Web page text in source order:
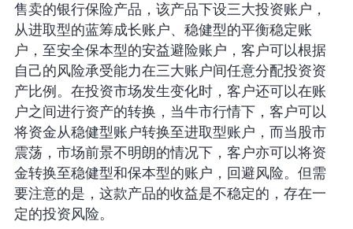
售卖的银行保险产品，该产品下设三大投资账户，
从进取型的蓝筹成长账户、稳健型的平衡稳定账
户，至安全保本型的安益避险账户，客户可以根据
自己的风险承受能力在三大账户间任意分配投资资
产比例。在投资市场发生变化时，客户还可以在账
户之间进行资产的转换，当牛市行情下，客户可以
将资金从稳健型账户转换至进取型账户，而当股市
震荡，市场前景不明朗的情况下，客户亦可以将资
金转换至稳健型和保本型的账户，回避风险。但需
要注意的是，这款产品的收益是不稳定的，存在一
定的投资风险。